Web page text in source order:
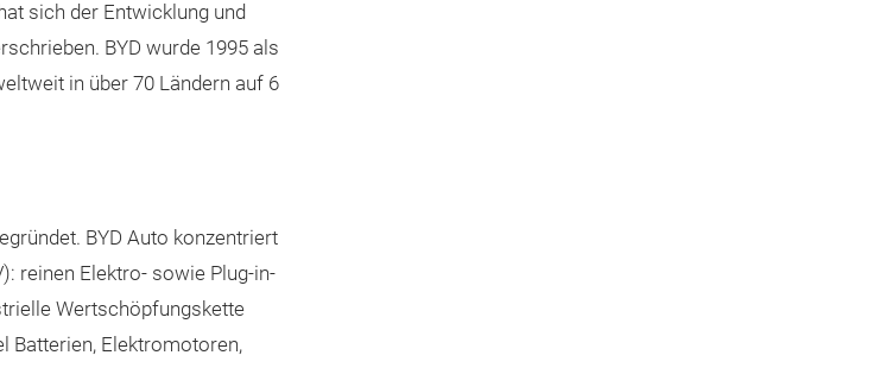
sich der Entwicklung und
BYD wurde 1995 als
in über 70 Ländern auf 6
BYD Auto konzentriert
reinen Elektro- sowie Plug-in-
Wertschöpfungskette
Batterien, Elektromotoren,